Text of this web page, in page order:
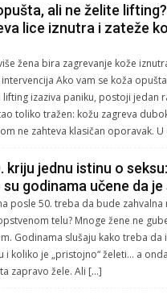
ali ne želite
lice iznutra i zateže
žena bira zagrevanje kože
Ako vam se koža
izaziva paniku, postoji jedan
toliko tražen: kožu zagreva
ne zahteva klasičan oporavak.
kriju jednu istinu o
godinama učene da je
posle 50. treba da bude zahvalna
telu? Mnoge žene ne
Godinama slušaju kako treba da
i koliko je „pristojno“ želeti… a
zapravo žele. Ali […]